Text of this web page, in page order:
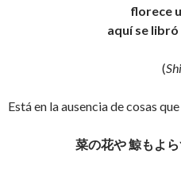
florece
aquí se
(
Está en la ausencia de cosas
菜の花や鯨もよ